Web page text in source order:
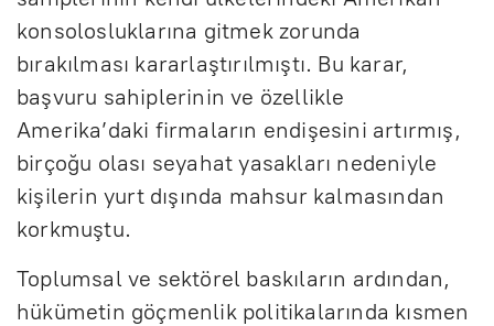
konsolosluklarına gitmek zorunda
bırakılması kararlaştırılmıştı. Bu karar,
başvuru sahiplerinin ve özellikle
Amerika’daki firmaların endişesini artırmış,
birçoğu olası seyahat yasakları nedeniyle
kişilerin yurt dışında mahsur kalmasından
korkmuştu.
Toplumsal ve sektörel baskıların ardından,
hükümetin göçmenlik politikalarında kısmen